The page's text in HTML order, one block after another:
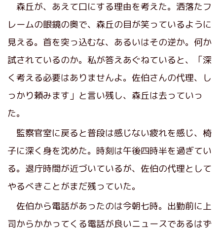
森丘が、あえて口にする理由を考えた。洒落たフ
レームの眼鏡の奥で、森丘の目が笑っているように
見える。首を突っ込むな、あるいはその逆か。何か
試されているのか。私が答えあぐねていると、「深
く考える必要はありませんよ。佐伯さんの代理、し
っかり頼みます」と言い残し、森丘は去っていっ
た。
監察官室に戻ると普段は感じない疲れを感じ、椅
子に深く身を沈めた。時刻は午後四時半を過ぎてい
る。退庁時間が近づいているが、佐伯の代理として
やるべきことがまだ残っていた。
佐伯から電話があったのは今朝七時。出勤前に上
司からかかってくる電話が良いニュースであるはず